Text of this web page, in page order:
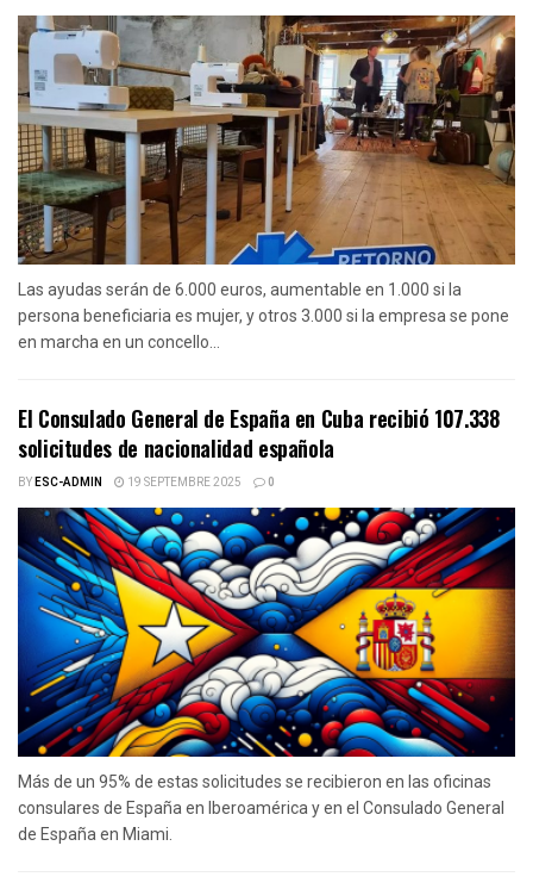
Las ayudas serán de 6.000 euros, aumentable en 1.000 si la
persona beneficiaria es mujer, y otros 3.000 si la empresa se pone
en marcha en un concello...
El Consulado General de España en Cuba recibió 107.338
solicitudes de nacionalidad española
BYESC-ADMIN 19 SEPTEMBRE 2025 0
Más de un 95% de estas solicitudes se recibieron en las oficinas
consulares de España en Iberoamérica y en el Consulado General
de España en Miami.